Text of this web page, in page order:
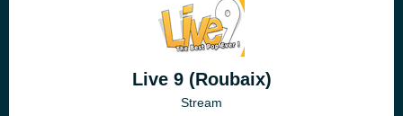
Live 9 (Roubaix)
Stream